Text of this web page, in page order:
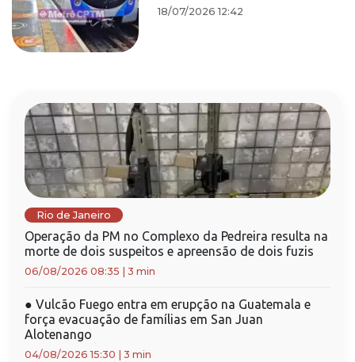
18/07/2026 12:42
Rio de Janeiro
Operação da PM no Complexo da Pedreira resulta na
morte de dois suspeitos e apreensão de dois fuzis
06/08/2026 08:35 3 min
● Vulcão Fuego entra em erupção na Guatemala e
força evacuação de famílias em San Juan
Alotenango
04/08/2026 15:30 3 min